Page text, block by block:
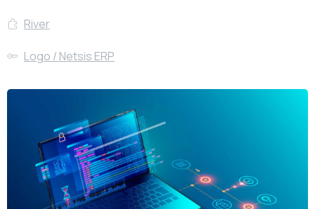
River
Logo / Netsis ERP